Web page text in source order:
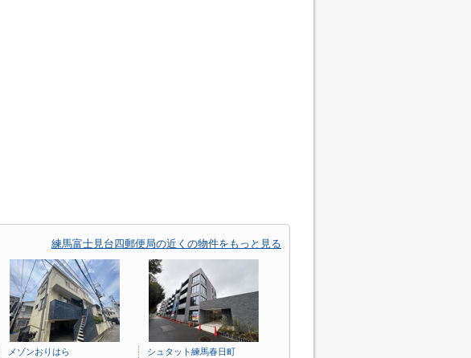
練馬富士見台四郵便局の近くの物件をもっと見る
メゾンおりはら
シュタット練馬春日町